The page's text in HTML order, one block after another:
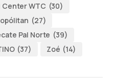
Center WTC (30)
(27)
Pal Norte (39)
(37) Zoé (14)